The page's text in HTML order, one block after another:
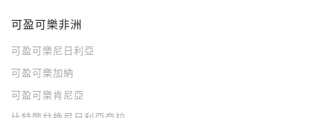
可盈可樂非洲
可盈可樂 尼日利亞
可盈可樂加納
可盈可樂肯尼亞